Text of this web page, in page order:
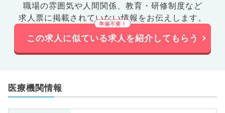
職場の雰囲気や人間関係、 教育・研修制度など
求人票に掲載されていない情報をお伝えします。
この求人に似ている求人を紹介してもらう
医療機関情報